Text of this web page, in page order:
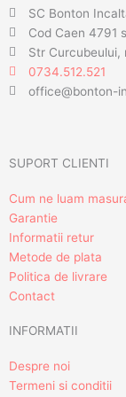
SC Bonton
Cod Caen 4791
Str Curcubeului,
0734.512.521
office@bonton-
SUPORT CLIENTI
Cum ne luam
Garantie
Informatii retur
Metode de plata
Politica de livrare
Contact
INFORMATII
Despre noi
Termeni si conditii